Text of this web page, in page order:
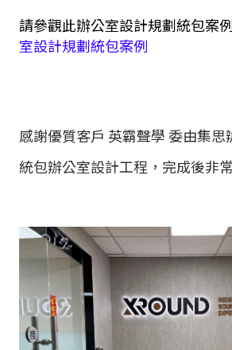
請參觀此辦公室設計規劃統包案
室設計規劃統包案例
感謝優質客戶 英霸聲學 委由集
統包辦公室設計工程，完成後非